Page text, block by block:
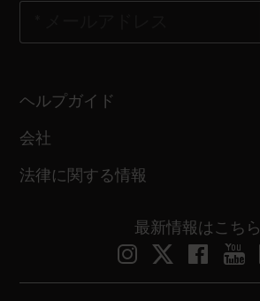
ヘルプガイド
会社
法律に関する情報
最新情報はこちら